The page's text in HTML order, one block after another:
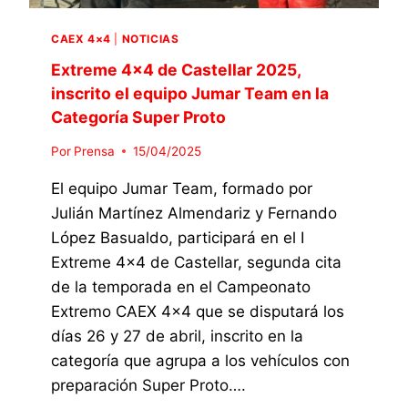
5
S
U
E
R
P
R
O
O
L
E
Q
U
P
O
J
U
M
E
L
A
,
J
R
T
E
A
,
S
E
U
N
CAEX 4×4 NOTICIAS
Extreme 4×4 de Castellar 2025,
inscrito el equipo Jumar Team en la
Categoría Super Proto
Por Prensa 15/04/2025
El equipo Jumar Team, formado por
Julián Martínez Almendariz y Fernando
López Basualdo, participará en el I
Extreme 4×4 de Castellar, segunda cita
de la temporada en el Campeonato
Extremo CAEX 4×4 que se disputará los
días 26 y 27 de abril, inscrito en la
categoría que agrupa a los vehículos con
preparación Super Proto….